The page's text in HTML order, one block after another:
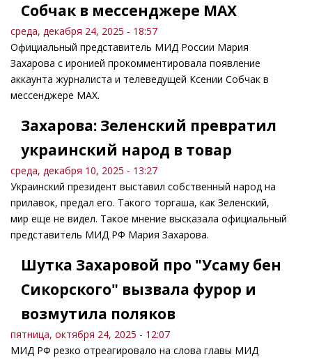
Собчак в мессенджере MAX
среда, декабря 24, 2025 - 18:57
Официальный представитель МИД России Мария
Захарова с иронией прокомментировала появление
аккаунта журналиста и телеведущей Ксении Собчак в
мессенджере MAX.
Захарова: Зеленский превратил
украинский народ в товар
среда, декабря 10, 2025 - 13:27
Украинский президент выставил собственный народ на
прилавок, предал его. Такого торгаша, как Зеленский,
мир еще не видел. Такое мнение высказала официальный
представитель МИД РФ Мария Захарова.
Шутка Захаровой про "Усаму бен
Сикорского" вызвала фурор и
возмутила поляков
пятница, октября 24, 2025 - 12:07
МИД РФ резко отреагировало на слова главы МИД